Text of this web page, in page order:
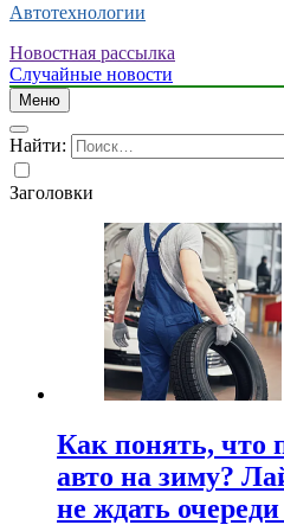
Автотехнологии
Новостная рассылка
Случайные новости
Меню
Найти:
Заголовки
Как понять, что
авто на зиму?
не ждать